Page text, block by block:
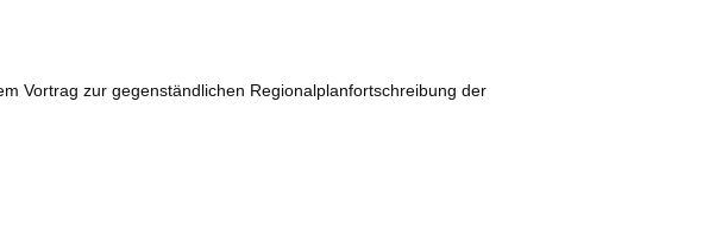
Vortrag zur gegenständlichen Regionalplanfortschreibung der